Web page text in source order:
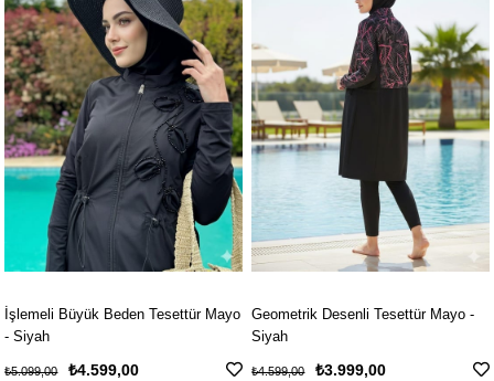
İşlemeli Büyük Beden Tesettür Mayo
- Siyah
₺4.599,00
₺5.099,00
Geometrik Desenli Tesettür Mayo -
Siyah
₺3.999,00
₺4.599,00